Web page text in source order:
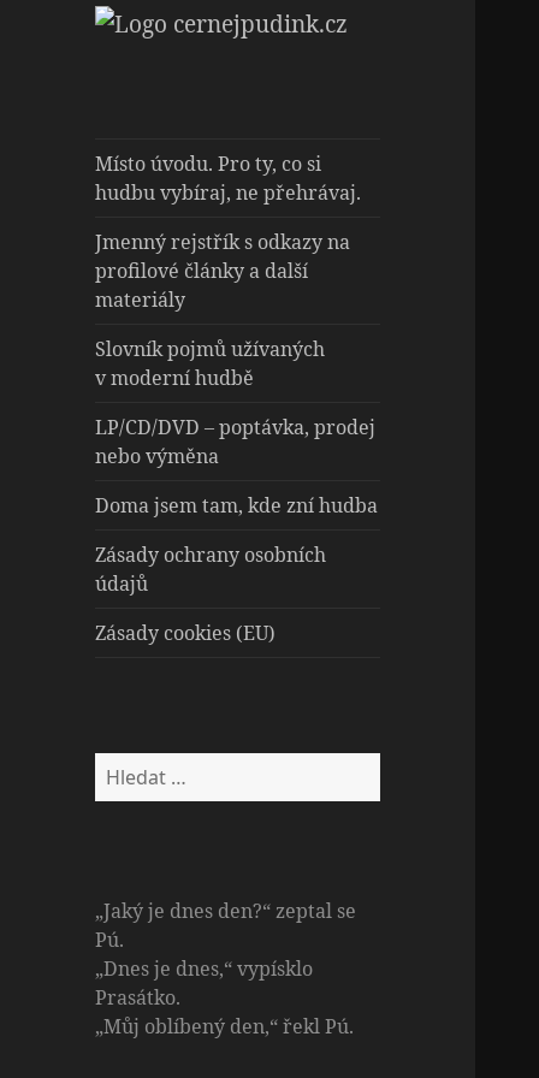
s hlubším kontextem
Místo úvodu. Pro ty, co si
hudbu vybíraj, ne přehrávaj.
Jmenný rejstřík s odkazy na
profilové články a další
materiály
Slovník pojmů užívaných
v moderní hudbě
LP/CD/DVD – poptávka, prodej
nebo výměna
Doma jsem tam, kde zní hudba
Zásady ochrany osobních
údajů
Zásady cookies (EU)
Vyhledávání
„Jaký je dnes den?“ zeptal se
Pú.
„Dnes je dnes,“ vypísklo
Prasátko.
„Můj oblíbený den,“ řekl Pú.